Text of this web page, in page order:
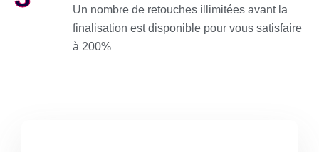
Un nombre de retouches illimitées avant la
finalisation est disponible pour vous satisfaire
à 200%